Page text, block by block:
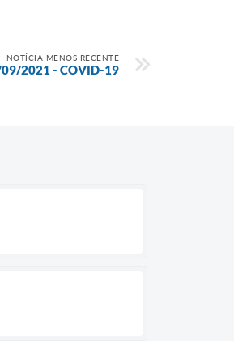
NOTÍCIA MENOS RECENTE
2021 - COVID-19